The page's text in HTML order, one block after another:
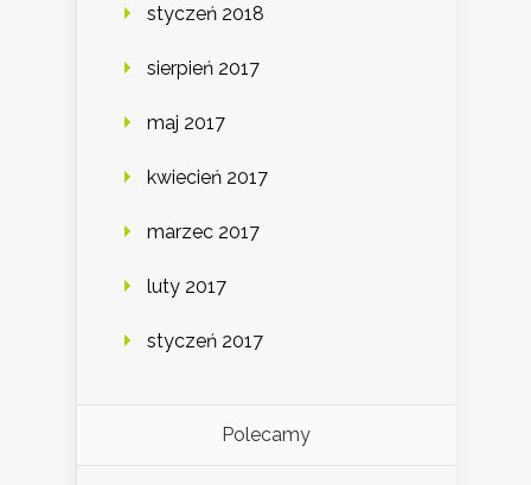
styczeń 2018
sierpień 2017
maj 2017
kwiecień 2017
marzec 2017
luty 2017
styczeń 2017
Polecamy